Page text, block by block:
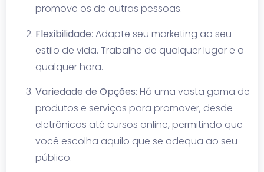
promove os de outras pessoas.
Flexibilidade: Adapte seu marketing ao seu
estilo de vida. Trabalhe de qualquer lugar e a
qualquer hora.
Variedade de Opções: Há uma vasta gama de
produtos e serviços para promover, desde
eletrônicos até cursos online, permitindo que
você escolha aquilo que se adequa ao seu
público.